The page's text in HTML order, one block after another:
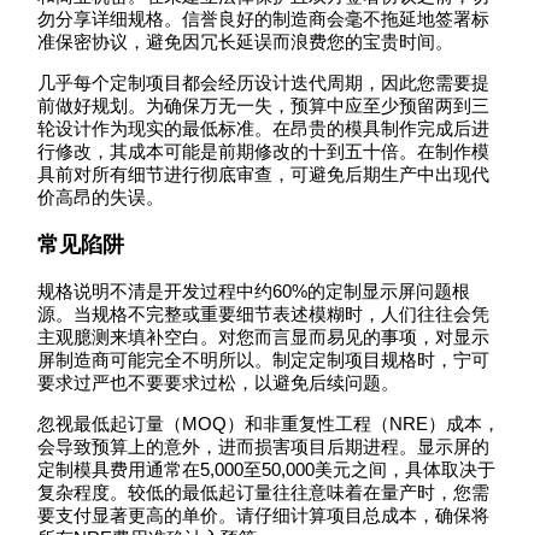
勿分享详细规格。信誉良好的制造商会毫不拖延地签署标
准保密协议，避免因冗长延误而浪费您的宝贵时间。
几乎每个定制项目都会经历设计迭代周期，因此您需要提
前做好规划。为确保万无一失，预算中应至少预留两到三
轮设计作为现实的最低标准。在昂贵的模具制作完成后进
行修改，其成本可能是前期修改的十到五十倍。在制作模
具前对所有细节进行彻底审查，可避免后期生产中出现代
价高昂的失误。
常见陷阱
规格说明不清是开发过程中约60%的定制显示屏问题根
源。当规格不完整或重要细节表述模糊时，人们往往会凭
主观臆测来填补空白。对您而言显而易见的事项，对显示
屏制造商可能完全不明所以。制定定制项目规格时，宁可
要求过严也不要要求过松，以避免后续问题。
忽视最低起订量（MOQ）和非重复性工程（NRE）成本，
会导致预算上的意外，进而损害项目后期进程。显示屏的
定制模具费用通常在5,000至50,000美元之间，具体取决于
复杂程度。较低的最低起订量往往意味着在量产时，您需
要支付显著更高的单价。请仔细计算项目总成本，确保将